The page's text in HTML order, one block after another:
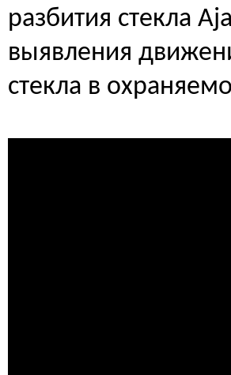
разбития стекла
выявления
стекла в